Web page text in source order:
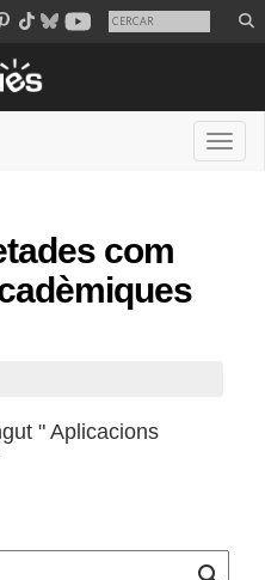
com
" Aplicacions